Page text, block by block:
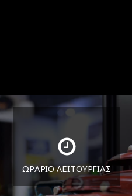
ΩΡΑΡΙΟ ΛΕΙΤΟΥΡΓΙΑΣ